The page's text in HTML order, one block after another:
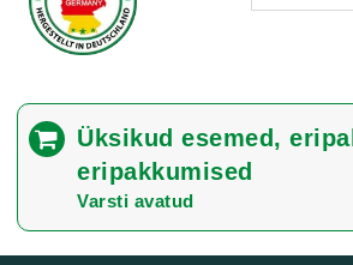
Üksikud esemed,
eripakkumised
Varsti avatud